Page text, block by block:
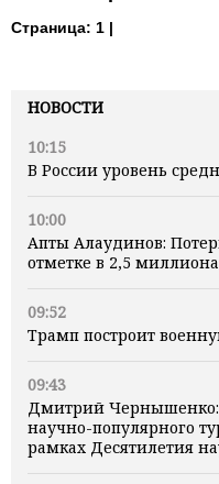
НОВОСТИ
10:15
В России уровень
10:00
Апты Алаудинов:
отметке в 2,5
09:52
Трамп построит
09:43
Дмитрий Чернышенко:
научно-популярного
рамках Десятилетия
Страница: 1 |